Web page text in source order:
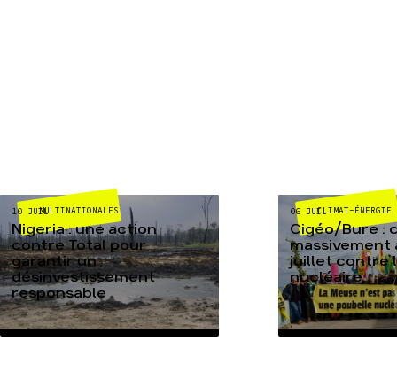
MULTINATIONALES
10 JUIL
Nigeria : une action
contre Total pour
garantir un
désinvestissement
responsable
CLIMAT-ÉNERGIE
06 JUIL
Cigéo/Bure :
massivement
juillet contre
nucléaire